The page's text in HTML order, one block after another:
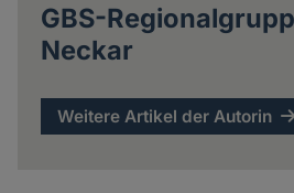
GBS-
Neckar
Weitere Artikel der Autorin